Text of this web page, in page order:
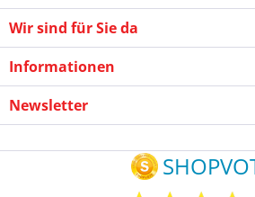
Wir sind für Sie da
Informationen
Newsletter